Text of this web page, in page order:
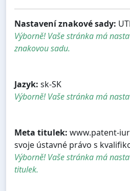
Nastavení znakové sady:
Výborně! Vaše stránka má
znakovou sadu.
Jazyk: sk-SK
Výborně! Vaše stránka má
Meta titulek: www.patent-
svoje ústavné právo s
Výborně! Vaše stránka má
titulek.